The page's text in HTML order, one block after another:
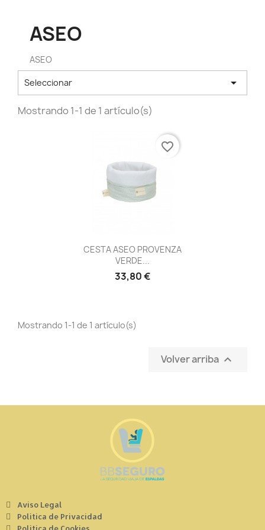
ASEO
ASEO
Seleccionar 
Mostrando 1-1 de 1 artículo(s)
 Vista rápida
CESTA ASEO PROVENZA
VERDE...
33,80 €
favorite_border
Mostrando 1-1 de 1 artículo(s)
Volver arriba 
Aviso Legal
Política de Privacidad